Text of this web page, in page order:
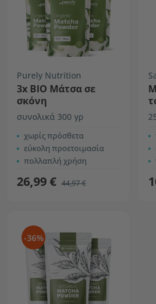
Purely Nutrition
3x ΒΙΟ Μάτσα σε
σκόνη
συνολικά 300 γρ
χωρίς πρόσθετα
εύκολη προετοιμασία
πολλαπλή χρήση
26,99 € 44,97 €
-36%